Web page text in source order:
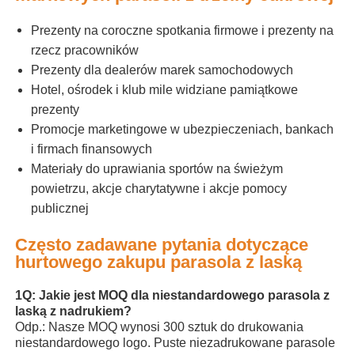
Prezenty na coroczne spotkania firmowe i prezenty na
rzecz pracowników
Prezenty dla dealerów marek samochodowych
Hotel, ośrodek i klub mile widziane pamiątkowe
prezenty
Promocje marketingowe w ubezpieczeniach, bankach
i firmach finansowych
Materiały do ​​uprawiania sportów na świeżym
powietrzu, akcje charytatywne i akcje pomocy
publicznej
Często zadawane pytania dotyczące
hurtowego zakupu parasola z laską
1Q: Jakie jest MOQ dla niestandardowego parasola z
laską z nadrukiem?
Odp.: Nasze MOQ wynosi 300 sztuk do drukowania
niestandardowego logo. Puste niezadrukowane parasole